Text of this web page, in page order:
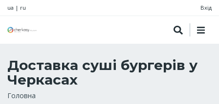
ua | ru Вхід
Доставка суші бургерів у
Черкасах
Рядок
Головна